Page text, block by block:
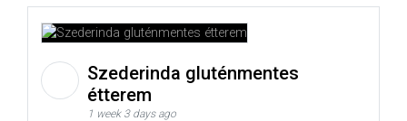
Szederinda gluténmentes
étterem
1 week 3 days ago